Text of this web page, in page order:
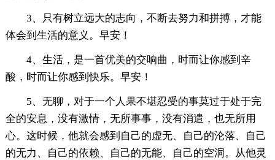
3、只有树立远大的志向，不断去努力和拼搏，才能
体会到生活的意义。早安！
4、生活，是一首优美的交响曲，时而让你感到辛
酸，时而让你感到快乐。早安！
5、无聊，对于一个人果不堪忍受的事莫过于处于完
全的安息，没有激情，无所事事，没有消遣，也无所用
心。这时候，他就会感到自己的虚无、自己的沦落、自己
的无力、自己的依赖、自己的无能、自己的空洞。从他灵